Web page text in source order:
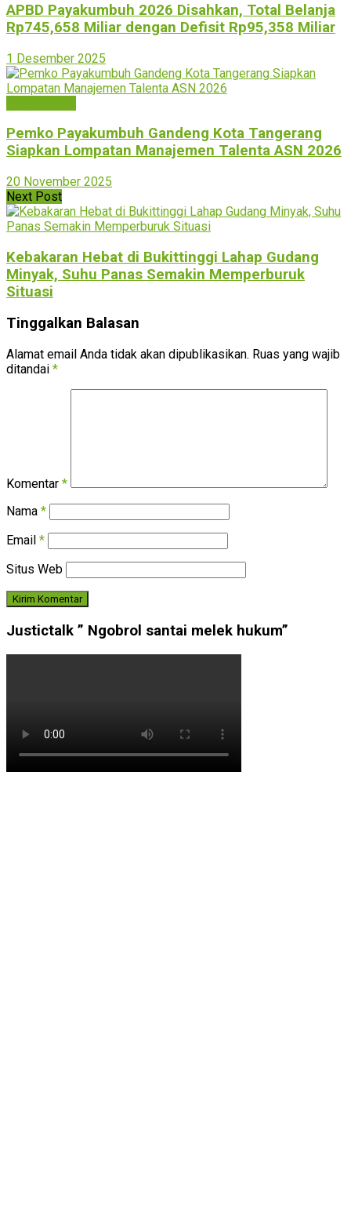
APBD Payakumbuh 2026 Disahkan, Total Belanja
Rp745,658 Miliar dengan Defisit Rp95,358 Miliar
1 Desember 2025
Pemko Payakumbuh Gandeng Kota Tangerang
Siapkan Lompatan Manajemen Talenta ASN 2026
20 November 2025
Next Post
Kebakaran Hebat di Bukittinggi Lahap Gudang
Minyak, Suhu Panas Semakin Memperburuk
Situasi
Tinggalkan Balasan
Alamat email Anda tidak akan dipublikasikan. Ruas yang wajib
ditandai *
Komentar *
Nama *
Email *
Situs Web
Justictalk ” Ngobrol santai melek hukum”